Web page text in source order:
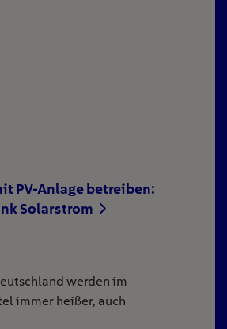
PV-Anlage betreiben:
Solarstrom
werden im
immer heißer, auch